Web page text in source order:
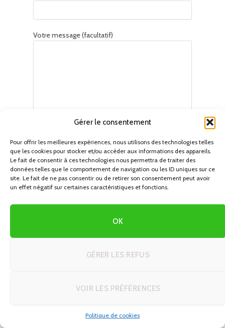
Gérer le consentement
Pour offrir les meilleures expériences, nous utilisons des technologies telles
que les cookies pour stocker et/ou accéder aux informations des appareils.
Le fait de consentir à ces technologies nous permettra de traiter des
données telles que le comportement de navigation ou les ID uniques sur ce
site. Le fait de ne pas consentir ou de retirer son consentement peut avoir
un effet négatif sur certaines caractéristiques et fonctions.
OK
GÉRER LES REFUS
VOIR LES PRÉFÉRENCES
Politique de cookies
Votre message (facultatif)
Créer son itinéraire de rêve en voyage
Ultime pour un Road Trip en Namibie